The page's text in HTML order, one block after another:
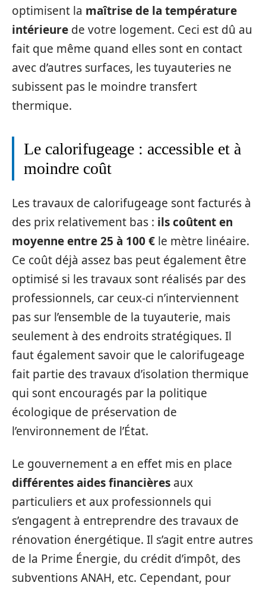
optimisent la maîtrise de la température
intérieure de votre logement. Ceci est dû au
fait que même quand elles sont en contact
avec d’autres surfaces, les tuyauteries ne
subissent pas le moindre transfert
thermique.
Le calorifugeage : accessible et à
moindre coût
Les travaux de calorifugeage sont facturés à
des prix relativement bas : ils coûtent en
moyenne entre 25 à 100 € le mètre linéaire.
Ce coût déjà assez bas peut également être
optimisé si les travaux sont réalisés par des
professionnels, car ceux-ci n’interviennent
pas sur l’ensemble de la tuyauterie, mais
seulement à des endroits stratégiques. Il
faut également savoir que le calorifugeage
fait partie des travaux d’isolation thermique
qui sont encouragés par la politique
écologique de préservation de
l’environnement de l’État.
Le gouvernement a en effet mis en place
différentes aides financières aux
particuliers et aux professionnels qui
s’engagent à entreprendre des travaux de
rénovation énergétique. Il s’agit entre autres
de la Prime Énergie, du crédit d’impôt, des
subventions ANAH, etc. Cependant, pour